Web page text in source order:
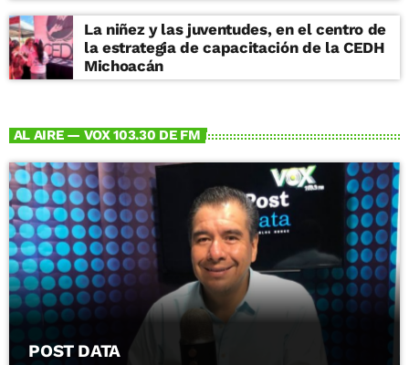
La niñez y las juventudes, en el centro de
la estrategia de capacitación de la CEDH
Michoacán
AL AIRE — VOX 103.30 DE FM
POST DATA